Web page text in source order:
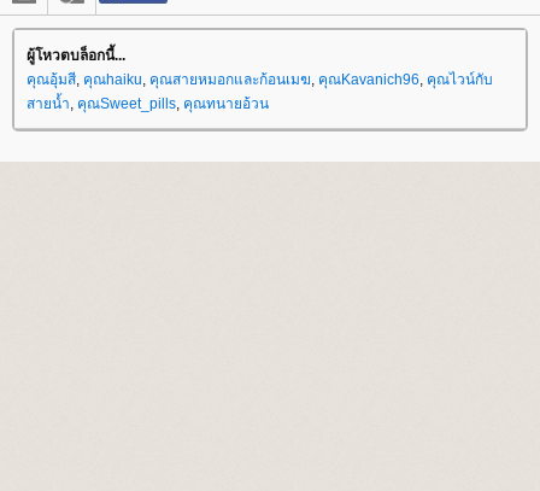
ผู้โหวตบล็อกนี้...
คุณอุ้มสี, คุณhaiku, คุณสายหมอกและก้อนเมฆ, คุณKavanich96, คุณไวน์กับ
สายน้ำ, คุณSweet_pills, คุณทนายอ้วน